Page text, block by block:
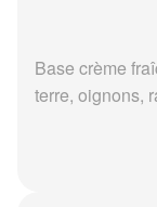
Base crème
terre, oignons,